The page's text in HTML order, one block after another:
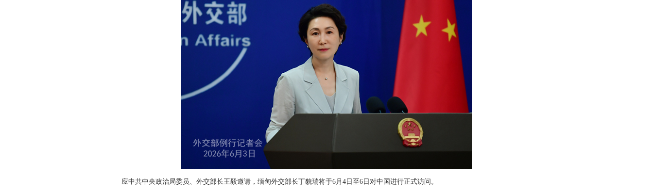
应中共中央政治局委员、外交部长王毅邀请，缅甸外交部长丁貌瑞将于6月4日至6日对中国进行正式访问。